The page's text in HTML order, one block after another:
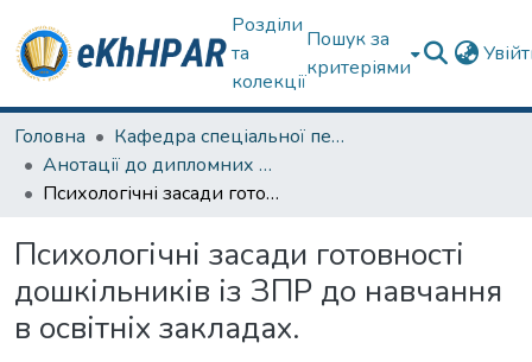
Розділи
та
колекції
Пошук за
критеріями
Головна
Кафедра спеціальної педагогіки і психології та інклюзивної освіти
Анотації до дипломних робіт
Психологічні засади готовності дошкільників із ЗПР до навчання в освітніх закладах.
Психологічні засади готовності
дошкільників із ЗПР до навчання
в освітніх закладах.